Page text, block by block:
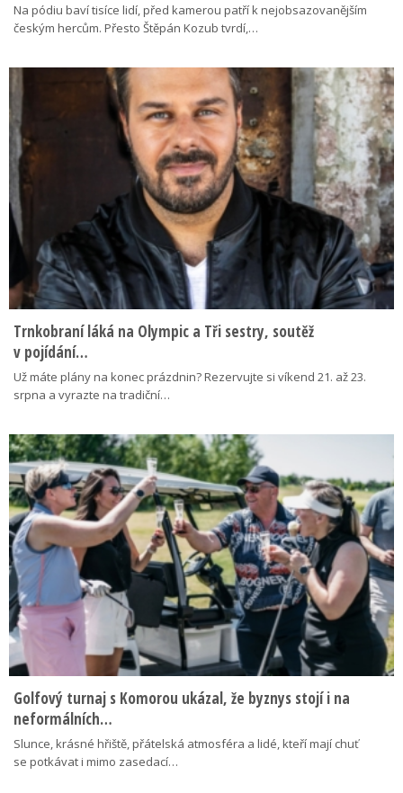
Na pódiu baví tisíce lidí, před kamerou patří k nejobsazovanějším
českým hercům. Přesto Štěpán Kozub tvrdí,…
Trnkobraní láká na Olympic a Tři sestry, soutěž
v pojídání…
Už máte plány na konec prázdnin? Rezervujte si víkend 21. až 23.
srpna a vyrazte na tradiční…
Golfový turnaj s Komorou ukázal, že byznys stojí i na
neformálních…
Slunce, krásné hřiště, přátelská atmosféra a lidé, kteří mají chuť
se potkávat i mimo zasedací…